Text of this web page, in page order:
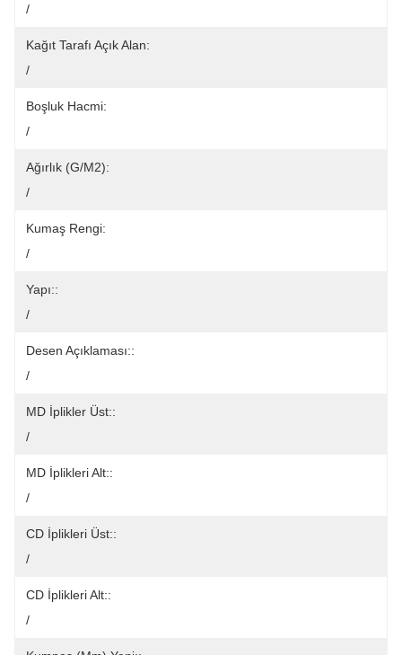
/
Kağıt Tarafı Açık Alan:
/
Boşluk Hacmi:
/
Ağırlık (g/m2):
/
Kumaş Rengi:
/
Yapı::
/
Desen Açıklaması::
/
MD İplikler Üst::
/
MD İplikleri Alt::
/
CD İplikleri Üst::
/
CD İplikleri Alt::
/